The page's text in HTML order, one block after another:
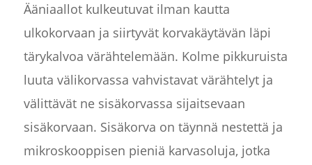
Ääniaallot kulkeutuvat ilman kautta
ulkokorvaan ja siirtyvät korvakäytävän läpi
tärykalvoa värähtelemään. Kolme pikkuruista
luuta välikorvassa vahvistavat värähtelyt ja
välittävät ne sisäkorvassa sijaitsevaan
sisäkorvaan. Sisäkorva on täynnä nestettä ja
mikroskooppisen pieniä karvasoluja, jotka